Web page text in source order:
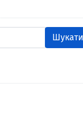
Шукати